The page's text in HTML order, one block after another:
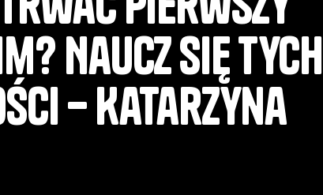
Naucz się tych
– Katarzyna